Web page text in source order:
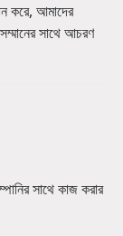
করে, আমাদের
সাথে আচরণ
সাথে কাজ করার